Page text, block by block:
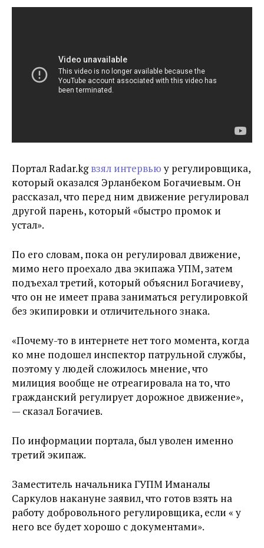
Портал Radar.kgвзял интервьюу регулировщика,
который оказался Эрланбеком Богачиевым. Он
рассказал, что перед ним движение регулировал
другой парень, который «быстро промок и
устал».
По его словам, пока он регулировал движение,
мимо него проехало два экипажа УПМ, затем
подъехал третий, который объяснил Богачиеву,
что он не имеет права заниматься регулировкой
без экипировки и отличительного знака.
«Почему-то в интернете нет того момента, когда
ко мне подошел инспектор патрульной службы,
поэтому у людей сложилось мнение, что
милиция вообще не отреагировала на то, что
гражданский регулирует дорожное движение»,
— сказал Богачиев.
По информации портала, был уволен именно
третий экипаж.
Заместитель начальника ГУПМ Иманалы
Саркулов накануне заявил, что готов взять на
работу добровольного регулировщика, если « у
него все будет хорошо с документами».